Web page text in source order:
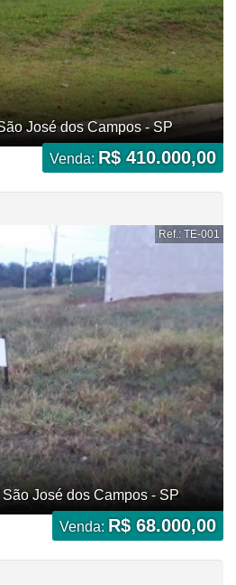
José dos Campos - SP
Venda: R$ 410.000,00
Ref.: TE-001
José dos Campos - SP
Venda: R$ 68.000,00